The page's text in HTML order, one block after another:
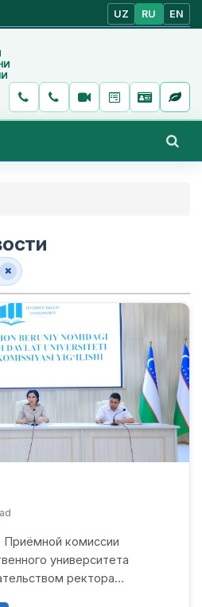
UZ RU EN
Приёмной комиссии
университета
ректора